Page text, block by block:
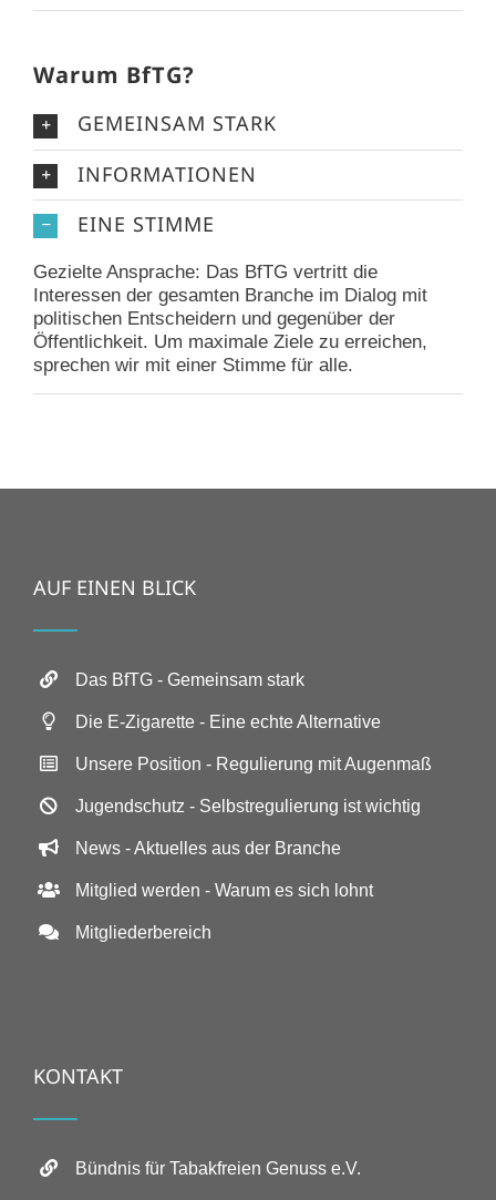
Warum BfTG?
GEMEINSAM STARK
INFORMATIONEN
EINE STIMME
Gezielte Ansprache: Das BfTG vertritt die
Interessen der gesamten Branche im Dialog mit
politischen Entscheidern und gegenüber der
Öffentlichkeit. Um maximale Ziele zu erreichen,
sprechen wir mit einer Stimme für alle.
AUF EINEN BLICK
Das BfTG - Gemeinsam stark
Die E-Zigarette - Eine echte Alternative
Unsere Position - Regulierung mit Augenmaß
Jugendschutz - Selbstregulierung ist wichtig
News - Aktuelles aus der Branche
Mitglied werden - Warum es sich lohnt
Mitgliederbereich
KONTAKT
Bündnis für Tabakfreien Genuss e.V.